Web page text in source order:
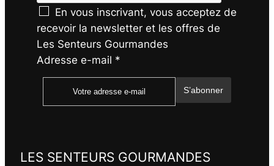
En vous inscrivant, vous acceptez de
recevoir la newsletter et les offres de
Les Senteurs Gourmandes
Adresse e-mail *
S’abonner
LES SENTEURS GOURMANDES